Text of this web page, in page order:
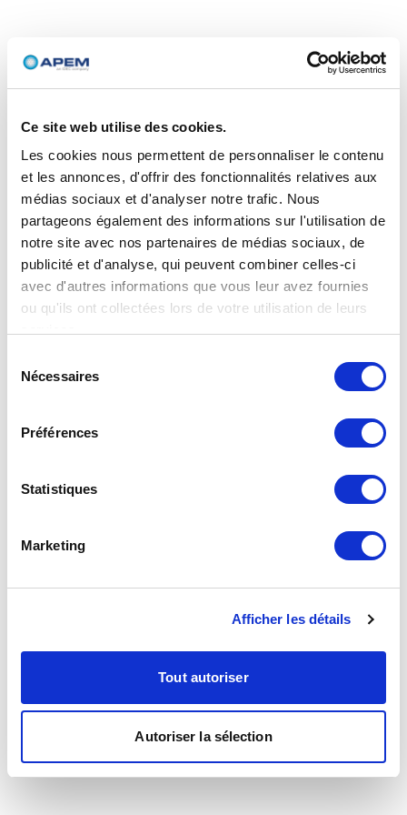
Ce site web utilise des cookies.
Les cookies nous permettent de personnaliser le contenu
et les annonces, d'offrir des fonctionnalités relatives aux
médias sociaux et d'analyser notre trafic. Nous
partageons également des informations sur l'utilisation de
notre site avec nos partenaires de médias sociaux, de
publicité et d'analyse, qui peuvent combiner celles-ci
avec d'autres informations que vous leur avez fournies
ou qu'ils ont collectées lors de votre utilisation de leurs
Nécessaires
Préférences
Statistiques
Marketing
Afficher les détails
Tout autoriser
Autoriser la sélection